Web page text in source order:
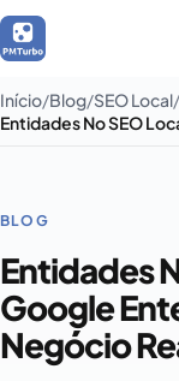
Início Blog SEO Local
BLOG
Entidades
Google
Negócio